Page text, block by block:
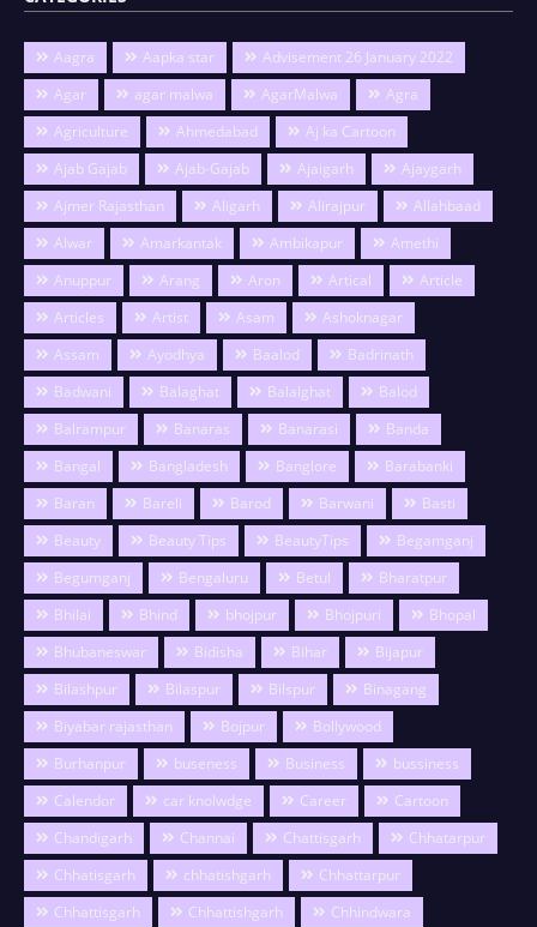
Aagra Aapka star
Advisement 26 January 2022
Agar
agar malwa AgarMalwa
Agra
Agriculture
Ahmedabad
Aj ka Cartoon
Ajab Gajab
Ajab-Gajab Ajaigarh
Ajaygarh
Ajmer Rajasthan
Aligarh Alirajpur
Allahbaad
Alwar
Amarkantak Ambikapur
Amethi
Anuppur
Arang Aron Artical
Article
Articles
Artist Asam
Ashoknagar
Assam
Ayodhya Baalod
Badrinath
Badwani
Balaghat Balalghat
Balod
Balrampur
Banaras Banarasi
Banda
Bangal
Bangladesh Banglore
Barabanki
Baran
Bareli Barod Barwani
Basti
Beauty
Beauty Tips BeautyTips
Begamganj
Begumganj
Bengaluru Betul
Bharatpur
Bhilai
Bhind bhojpur Bhojpuri
Bhopal
Bhubaneswar
Bidisha Bihar
Bijapur
Bilashpur
Bilaspur Bilspur
Binagang
Biyabar rajasthan
Bojpur
Bollywood
Burhanpur
buseness Business
bussiness
Calendor
car knolwdge Career
Cartoon
Chandigarh
Channai Chattisgarh
Chhatarpur
Chhatisgarh
chhatishgarh
Chhattarpur
Chhattisgarh
Chhattishgarh
Chhindwara